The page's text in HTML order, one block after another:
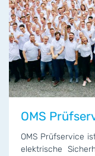
OMS
OMS Prüfservice
elektrische